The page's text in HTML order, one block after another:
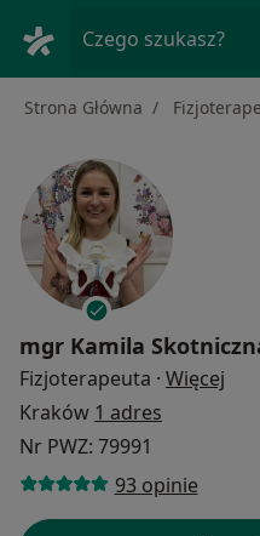
Czego szukasz?
Strona Główna
mgr Kamila
Fizjoterapeuta · Więcej
Kraków 1 adres
Nr PWZ: 79991
93 opinie